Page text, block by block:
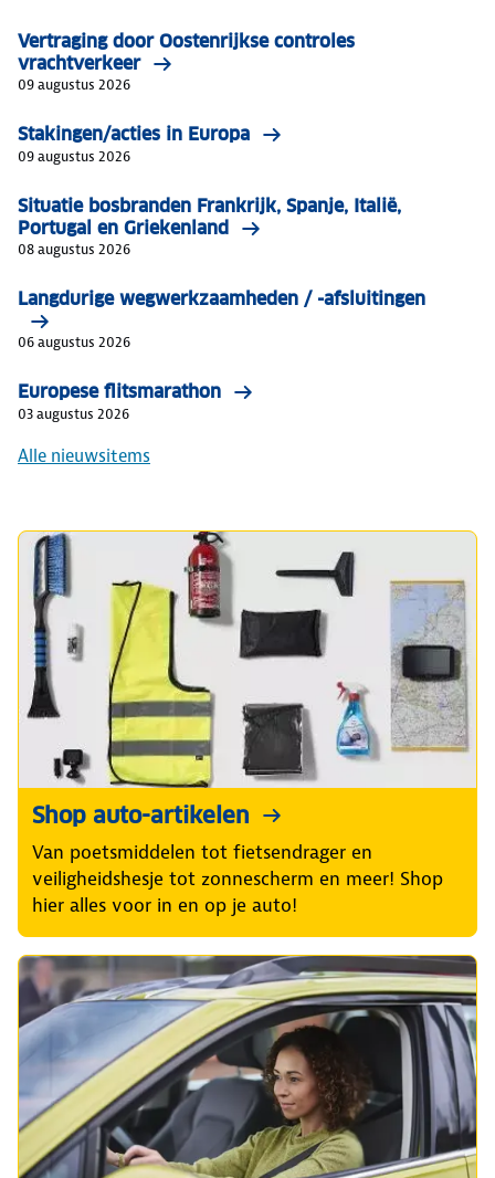
Vertraging door Oostenrijkse controles
vrachtverkeer
09 augustus 2026
Stakingen/acties in Europa
09 augustus 2026
Situatie bosbranden Frankrijk, Spanje, Italië,
Portugal en Griekenland
08 augustus 2026
Langdurige wegwerkzaamheden / -afsluitingen
06 augustus 2026
Europese flitsmarathon
03 augustus 2026
Alle nieuwsitems
Shop auto-artikelen
Van poetsmiddelen tot fietsendrager en
veiligheidshesje tot zonnescherm en meer! Shop
hier alles voor in en op je auto!